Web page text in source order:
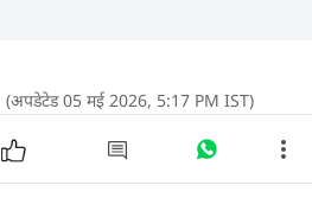
(अपडेटेड 05 मई 2026, 5:17 PM IST)